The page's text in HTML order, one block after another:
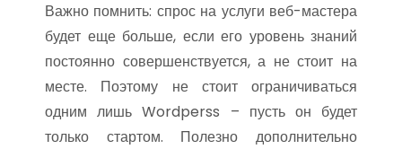
Важно помнить: спрос на услуги веб-мастера
будет еще больше, если его уровень знаний
постоянно совершенствуется, а не стоит на
месте. Поэтому не стоит ограничиваться
одним лишь Wordperss – пусть он будет
только стартом. Полезно дополнительно